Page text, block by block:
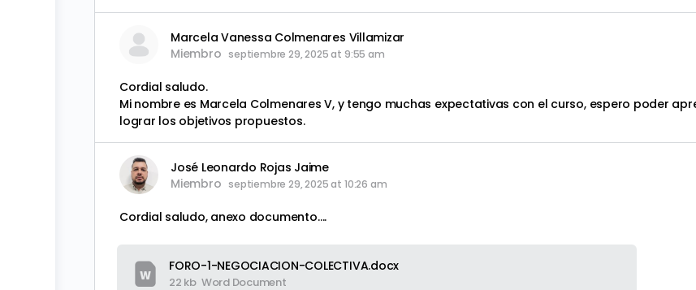
Marcela Vanessa Colmenares Villamizar
Miembro septiembre 29, 2025 at 9:55 am
Cordial saludo.
Mi nombre es Marcela Colmenares V, y tengo muchas expectativas con el curso, espero poder
lograr los objetivos propuestos.
José Leonardo Rojas Jaime
Miembro septiembre 29, 2025 at 10:26 am
Cordial saludo, anexo documento….
FORO-1-NEGOCIACION-COLECTIVA.docx
22 kb Word Document